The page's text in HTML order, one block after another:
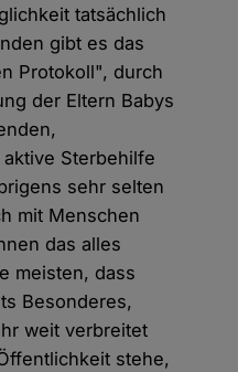
tatsächlich
gibt es das
Protokoll", durch
der Eltern Babys
Sterbehilfe
sehr selten
mit Menschen
das alles
meisten, dass
Besonderes,
weit verbreitet
stehe,